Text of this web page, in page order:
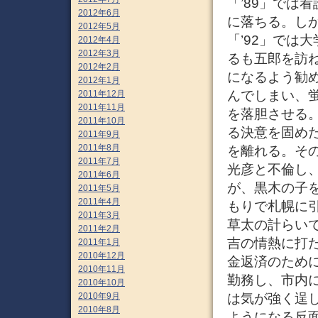
「’89」では
に落ちる。し
「’92」では
るも五郎を訪
になるよう勧
んでしまい、
を落胆させる
る決意を固め
を離れる。そ
光彦と不倫し
が、黒木の子
もりで札幌に
草太の計らい
吉の情熱に打
金返済のため
勤務し、市内
は気が強く逞
2012年6月
2012年5月
2012年4月
2012年3月
2012年2月
2012年1月
2011年12月
2011年11月
2011年10月
2011年9月
2011年8月
2011年7月
2011年6月
2011年5月
2011年4月
2011年3月
2011年2月
2011年1月
2010年12月
2010年11月
2010年10月
2010年9月
2010年8月